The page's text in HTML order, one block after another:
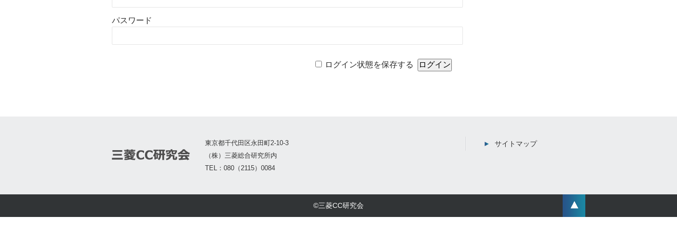
パスワード
ログイン状態を保存する
東京都千代田区永田町2-10-3
（株）三菱総合研究所内
TEL：080（2115）0084
サイトマップ
©三菱CC研究会